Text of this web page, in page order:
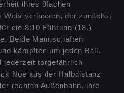
ihres 9fachen
Weis verlassen, der zunächst
die 8:10 Führung (18.)
Beide Mannschaften
kämpften um jeden Ball.
jederzeit torgefährlich
Noe aus der Halbdistanz
rechten Außenbahn, ihre